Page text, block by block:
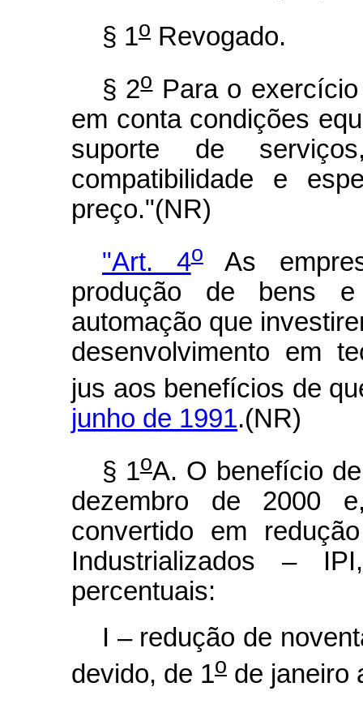
§ 1o Revogado.
§ 2oPara o exercício
em conta condições
suporte de
compatibilidade e
preço."(NR)
"Art. 4oAs
produção de bens
automação que
desenvolvimento em
jus aos benefícios de
junho de 1991.(NR)
§ 1oA. O benefício
dezembro de 2000
convertido em
Industrializados –
percentuais:
I – redução de
devido, de 1o de janeiro